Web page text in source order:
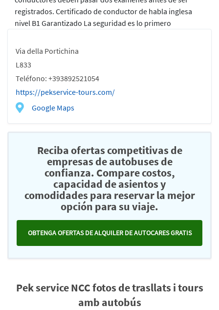
Via della Portichina
L833
Teléfono: +393892521054
https://pekservice-tours.com/
Google Maps
registrados. Certificado de conductor de habla inglesa
nivel B1 Garantizado La seguridad es lo primero
Reciba ofertas competitivas de
empresas de autobuses de
confianza. Compare costos,
capacidad de asientos y
comodidades para reservar la mejor
opción para su viaje.
OBTENGA OFERTAS DE ALQUILER DE AUTOCARES GRATIS
Pek service NCC fotos de trasllats i tours
amb autobús